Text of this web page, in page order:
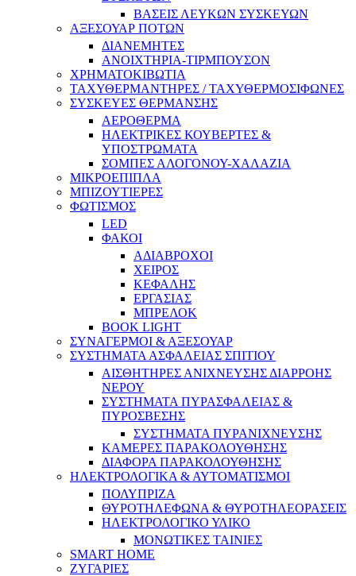
ΒΑΣΕΙΣ ΛΕΥΚΩΝ ΣΥΣΚΕΥΩΝ
ΑΞΕΣΟΥΑΡ ΠΟΤΩΝ
ΔΙΑΝΕΜΗΤΕΣ
ΑΝΟΙΧΤΗΡΙΑ-ΤΙΡΜΠΟΥΣΟΝ
ΧΡΗΜΑΤΟΚΙΒΩΤΙΑ
ΤΑΧΥΘΕΡΜΑΝΤΗΡΕΣ / ΤΑΧΥΘΕΡΜΟΣΙΦΩΝΕΣ
ΣΥΣΚΕΥΕΣ ΘΕΡΜΑΝΣΗΣ
ΑΕΡΟΘΕΡΜΑ
ΗΛΕΚΤΡΙΚΕΣ ΚΟΥΒΕΡΤΕΣ &
ΥΠΟΣΤΡΩΜΑΤΑ
ΣΟΜΠΕΣ ΑΛΟΓΟΝΟΥ-ΧΑΛΑΖΙΑ
ΜΙΚΡΟΕΠΙΠΛΑ
ΜΠΙΖΟΥΤΙΕΡΕΣ
ΦΩΤΙΣΜΟΣ
LED
ΦΑΚΟΙ
ΑΔΙΑΒΡΟΧΟΙ
ΧΕΙΡΟΣ
ΚΕΦΑΛΗΣ
ΕΡΓΑΣΙΑΣ
ΜΠΡΕΛΟΚ
BOOK LIGHT
ΣΥΝΑΓΕΡΜΟΙ & ΑΞΕΣΟΥΑΡ
ΣΥΣΤΗΜΑΤΑ ΑΣΦΑΛΕΙΑΣ ΣΠΙΤΙΟΥ
ΑΙΣΘΗΤΗΡΕΣ ΑΝΙΧΝΕΥΣΗΣ ΔΙΑΡΡΟΗΣ
ΝΕΡΟΥ
ΣΥΣΤΗΜΑΤΑ ΠΥΡΑΣΦΑΛΕΙΑΣ &
ΠΥΡΟΣΒΕΣΗΣ
ΣΥΣΤΗΜΑΤΑ ΠΥΡΑΝΙΧΝΕΥΣΗΣ
ΚΑΜΕΡΕΣ ΠΑΡΑΚΟΛΟΥΘΗΣΗΣ
ΔΙΑΦΟΡΑ ΠΑΡΑΚΟΛΟΥΘΗΣΗΣ
ΗΛΕΚΤΡΟΛΟΓΙΚΑ & ΑΥΤΟΜΑΤΙΣΜΟΙ
ΠΟΛΥΠΡΙΖΑ
ΘΥΡΟΤΗΛΕΦΩΝΑ & ΘΥΡΟΤΗΛΕΟΡΑΣΕΙΣ
ΗΛΕΚΤΡΟΛΟΓΙΚΟ ΥΛΙΚΟ
ΜΟΝΩΤΙΚΕΣ ΤΑΙΝΙΕΣ
SMART HOME
ΖΥΓΑΡΙΕΣ